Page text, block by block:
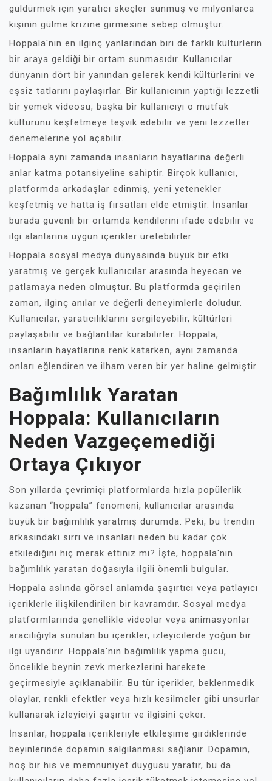
güldürmek için yaratıcı skeçler sunmuş ve milyonlarca
kişinin gülme krizine girmesine sebep olmuştur.
Hoppala'nın en ilginç yanlarından biri de farklı kültürlerin
bir araya geldiği bir ortam sunmasıdır. Kullanıcılar
dünyanın dört bir yanından gelerek kendi kültürlerini ve
eşsiz tatlarını paylaşırlar. Bir kullanıcının yaptığı lezzetli
bir yemek videosu, başka bir kullanıcıyı o mutfak
kültürünü keşfetmeye teşvik edebilir ve yeni lezzetler
denemelerine yol açabilir.
Hoppala aynı zamanda insanların hayatlarına değerli
anlar katma potansiyeline sahiptir. Birçok kullanıcı,
platformda arkadaşlar edinmiş, yeni yetenekler
keşfetmiş ve hatta iş fırsatları elde etmiştir. İnsanlar
burada güvenli bir ortamda kendilerini ifade edebilir ve
ilgi alanlarına uygun içerikler üretebilirler.
Hoppala sosyal medya dünyasında büyük bir etki
yaratmış ve gerçek kullanıcılar arasında heyecan ve
patlamaya neden olmuştur. Bu platformda geçirilen
zaman, ilginç anılar ve değerli deneyimlerle doludur.
Kullanıcılar, yaratıcılıklarını sergileyebilir, kültürleri
paylaşabilir ve bağlantılar kurabilirler. Hoppala,
insanların hayatlarına renk katarken, aynı zamanda
onları eğlendiren ve ilham veren bir yer haline gelmiştir.
Bağımlılık Yaratan
Hoppala: Kullanıcıların
Neden Vazgeçemediği
Ortaya Çıkıyor
Son yıllarda çevrimiçi platformlarda hızla popülerlik
kazanan “hoppala” fenomeni, kullanıcılar arasında
büyük bir bağımlılık yaratmış durumda. Peki, bu trendin
arkasındaki sırrı ve insanları neden bu kadar çok
etkilediğini hiç merak ettiniz mi? İşte, hoppala'nın
bağımlılık yaratan doğasıyla ilgili önemli bulgular.
Hoppala aslında görsel anlamda şaşırtıcı veya patlayıcı
içeriklerle ilişkilendirilen bir kavramdır. Sosyal medya
platformlarında genellikle videolar veya animasyonlar
aracılığıyla sunulan bu içerikler, izleyicilerde yoğun bir
ilgi uyandırır. Hoppala'nın bağımlılık yapma gücü,
öncelikle beynin zevk merkezlerini harekete
geçirmesiyle açıklanabilir. Bu tür içerikler, beklenmedik
olaylar, renkli efektler veya hızlı kesilmeler gibi unsurlar
kullanarak izleyiciyi şaşırtır ve ilgisini çeker.
İnsanlar, hoppala içerikleriyle etkileşime girdiklerinde
beyinlerinde dopamin salgılanması sağlanır. Dopamin,
hoş bir his ve memnuniyet duygusu yaratır, bu da